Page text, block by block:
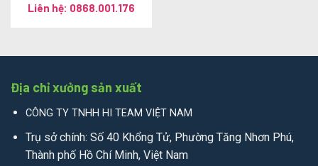
Liên hệ: 0868.001.176
Địa chỉ xưởng sản xuất
CÔNG TY TNHH HI TEAM VIỆT NAM
Trụ sở chính: Số 40 Khổng Tử, Phường Tăng Nhơn Phú,
Thành phố Hồ Chí Minh, Việt Nam